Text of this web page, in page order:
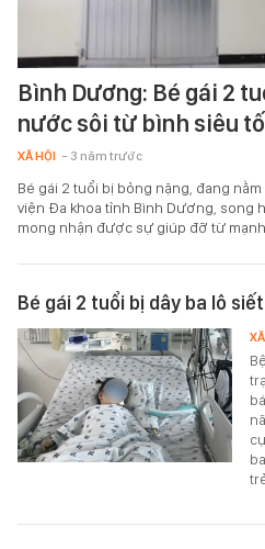
Bình Dương: Bé gái 2
nước sôi từ bình siêu
XÃ HỘI - 3 năm trước
Bé gái 2 tuổi bị bỏng nặng, đang
viện Đa khoa tỉnh Bình Dương, song
mong nhận được sự giúp đỡ từ
Bé gái 2 tuổi bị dây ba lô